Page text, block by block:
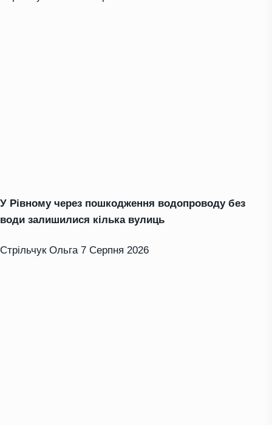
У Рівному через пошкодження водопроводу без
води залишилися кілька вулиць
Стрільчук Ольга 7 Серпня 2026